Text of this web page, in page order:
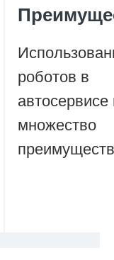
роботов в
множество